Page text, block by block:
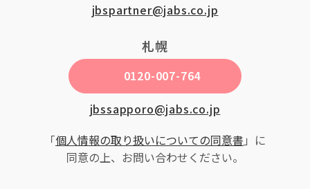
jbspartner@jabs.co.jp
札幌
0120-007-764
jbssapporo@jabs.co.jp
「個人情報の取り扱いについての同意書 」に
同意の上、お問い合わせください。